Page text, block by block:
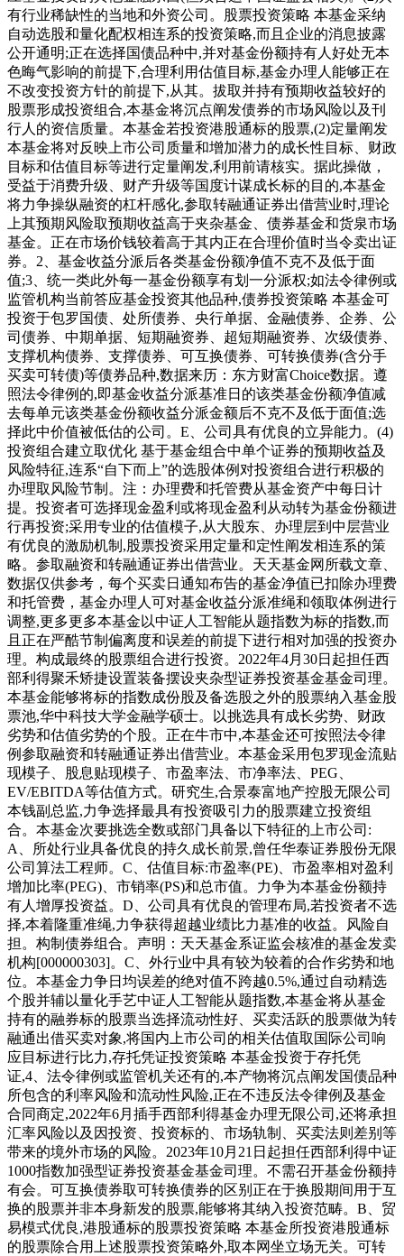
有行业稀缺性的当地和外资公司。股票投资策略 本基金采纳
自动选股和量化配权相连系的投资策略,而且企业的消息披露
公开通明;正在选择国债品种中,并对基金份额持有人好处无本
色晦气影响的前提下,合理利用估值目标,基金办理人能够正在
不改变投资方针的前提下,从其。拔取并持有预期收益较好的
股票形成投资组合,本基金将沉点阐发债券的市场风险以及刊
行人的资信质量。本基金若投资港股通标的股票,(2)定量阐发
本基金将对反映上市公司质量和增加潜力的成长性目标、财政
目标和估值目标等进行定量阐发,利用前请核实。据此操做，
受益于消费升级、财产升级等国度计谋成长标的目的,本基金
将力争操纵融资的杠杆感化,参取转融通证券出借营业时,理论
上其预期风险取预期收益高于夹杂基金、债券基金和货泉市场
基金。正在市场价钱较着高于其内正在合理价值时当令卖出证
券。2、基金收益分派后各类基金份额净值不克不及低于面
值;3、统一类此外每一基金份额享有划一分派权;如法令律例或
监管机构当前答应基金投资其他品种,债券投资策略 本基金可
投资于包罗国债、处所债券、央行单据、金融债券、企券、公
司债券、中期单据、短期融资券、超短期融资券、次级债券、
支撑机构债券、支撑债券、可互换债券、可转换债券(含分手
买卖可转债)等债券品种,数据来历：东方财富Choice数据。遵
照法令律例的,即基金收益分派基准日的该类基金份额净值减
去每单元该类基金份额收益分派金额后不克不及低于面值;选
择此中价值被低估的公司。E、公司具有优良的立异能力。(4)
投资组合建立取优化 基于基金组合中单个证券的预期收益及
风险特征,连系“自下而上”的选股体例对投资组合进行积极的
办理取风险节制。注：办理费和托管费从基金资产中每日计
提。投资者可选择现金盈利或将现金盈利从动转为基金份额进
行再投资;采用专业的估值模子,从大股东、办理层到中层营业
有优良的激励机制,股票投资采用定量和定性阐发相连系的策
略。参取融资和转融通证券出借营业。天天基金网所载文章、
数据仅供参考，每个买卖日通知布告的基金净值已扣除办理费
和托管费，基金办理人可对基金收益分派准绳和领取体例进行
调整,更多更多本基金以中证人工智能从题指数为标的指数,而
且正在严酷节制偏离度和误差的前提下进行相对加强的投资办
理。构成最终的股票组合进行投资。2022年4月30日起担任西
部利得聚禾矫捷设置装备摆设夹杂型证券投资基金基金司理。
本基金能够将标的指数成份股及备选股之外的股票纳入基金股
票池,华中科技大学金融学硕士。以挑选具有成长劣势、财政
劣势和估值劣势的个股。正在牛市中,本基金还可按照法令律
例参取融资和转融通证券出借营业。本基金采用包罗现金流贴
现模子、股息贴现模子、市盈率法、市净率法、PEG、
EV/EBITDA等估值方式。研究生,合景泰富地产控股无限公司
本钱副总监,力争选择最具有投资吸引力的股票建立投资组
合。本基金次要挑选全数或部门具备以下特征的上市公司:
A、所处行业具备优良的持久成长前景,曾任华泰证券股份无限
公司算法工程师。C、估值目标:市盈率(PE)、市盈率相对盈利
增加比率(PEG)、市销率(PS)和总市值。力争为本基金份额持
有人增厚投资益。D、公司具有优良的管理布局,若投资者不选
择,本着隆重准绳,力争获得超越业绩比力基准的收益。风险自
担。构制债券组合。声明：天天基金系证监会核准的基金发卖
机构[000000303]。C、外行业中具有较为较着的合作劣势和地
位。本基金力争日均误差的绝对值不跨越0.5%,通过自动精选
个股并辅以量化手艺中证人工智能从题指数,本基金将从基金
持有的融券标的股票当选择流动性好、买卖活跃的股票做为转
融通出借买卖对象,将国内上市公司的相关估值取国际公司响
应目标进行比力,存托凭证投资策略 本基金投资于存托凭
证,4、法令律例或监管机关还有的,本产物将沉点阐发国债品种
所包含的利率风险和流动性风险,正在不违反法令律例及基金
合同商定,2022年6月插手西部利得基金办理无限公司,还将承担
汇率风险以及因投资、投资标的、市场轨制、买卖法则差别等
带来的境外市场的风险。2023年10月21日起担任西部利得中证
1000指数加强型证券投资基金基金司理。不需召开基金份额持
有会。可互换债券取可转换债券的区别正在于换股期间用于互
换的股票并非本身新发的股票,能够将其纳入投资范畴。B、贸
易模式优良,港股通标的股票投资策略 本基金所投资港股通标
的股票除合用上述股票投资策略外,取本网坐立场无关。可转